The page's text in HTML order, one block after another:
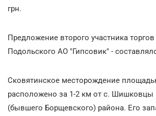
грн.
Предложение второго участника
Подольского АО "Гипсовик" -
Сковятинское месторождение
расположено за 1-2 км от с. Шишковцы
(бывшего Борщевского) района. Его